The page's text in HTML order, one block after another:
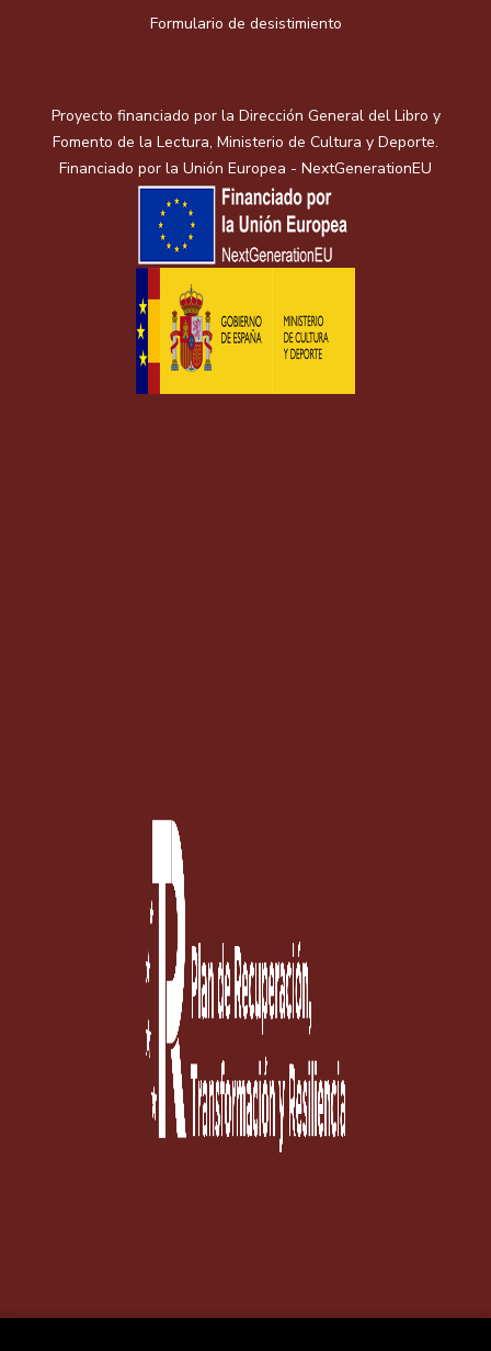
Formulario de desistimiento
Proyecto financiado por la Dirección General del Libro y
Fomento de la Lectura, Ministerio de Cultura y Deporte.
Financiado por la Unión Europea - NextGenerationEU